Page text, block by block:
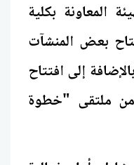
المعاونة بكلية
بعض المنشآت
إلى افتتاح
من ملتقى "خطوة